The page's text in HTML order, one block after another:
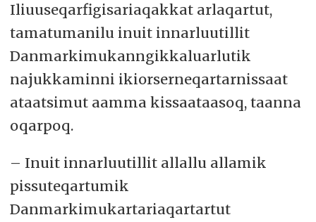
Iliuuseqarfigisariaqakkat arlaqartut,
tamatumanilu inuit innarluutillit
Danmarkimukanngikkaluarlutik
najukkaminni ikiorserneqartarnissaat
ataatsimut aamma kissaataasoq, taanna
oqarpoq.
– Inuit innarluutillit allallu allamik
pissuteqartumik
Danmarkimukartariaqartartut